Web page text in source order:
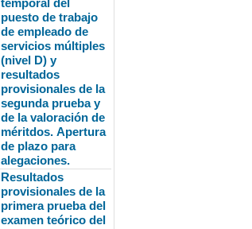
temporal del
puesto de trabajo
de empleado de
servicios múltiples
(nivel D) y
resultados
provisionales de la
segunda prueba y
de la valoración de
méritdos. Apertura
de plazo para
alegaciones.
Resultados
provisionales de la
primera prueba del
examen teórico del